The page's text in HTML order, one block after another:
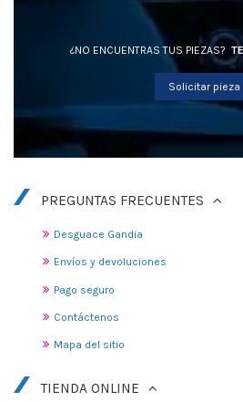
¿NO ENCUENTRAS TUS PIEZAS?
Solicitar pieza
PREGUNTAS FRECUENTES
Desguace Gandia
Envíos y devoluciones
Pago seguro
Contáctenos
Mapa del sitio
TIENDA ONLINE